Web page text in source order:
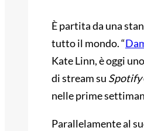
È partita da una
tutto il mondo. “
Kate Linn, è oggi
di stream su Spotify
nelle prime
Parallelamente al